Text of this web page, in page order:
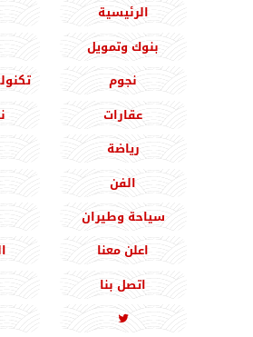
الرئيسية
بنوك وتمويل
نجوم
عقارات
رياضة
الفن
سياحة وطيران
اعلن معنا
اتصل بنا
